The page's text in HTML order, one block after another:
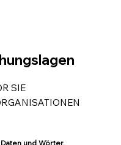
SIE
und Wörter.